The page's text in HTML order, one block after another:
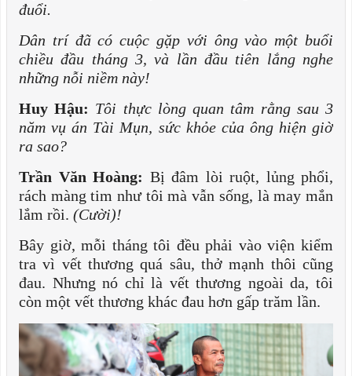
đuổi.
Dân trí đã có cuộc gặp với ông vào một buổi
chiều đầu tháng 3, và lần đầu tiên lắng nghe
những nỗi niềm này!
Huy Hậu: Tôi thực lòng quan tâm rằng sau 3
năm vụ án Tài Mụn, sức khỏe của ông hiện giờ
ra sao?
Trần Văn Hoàng: Bị đâm lòi ruột, lủng phổi,
rách màng tim như tôi mà vẫn sống, là may mắn
lắm rồi. (Cười)!
Bây giờ, mỗi tháng tôi đều phải vào viện kiểm
tra vì vết thương quá sâu, thở mạnh thôi cũng
đau. Nhưng nó chỉ là vết thương ngoài da, tôi
còn một vết thương khác đau hơn gấp trăm lần.